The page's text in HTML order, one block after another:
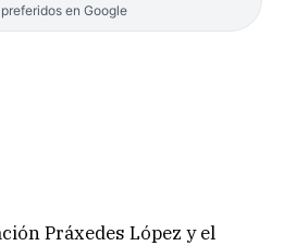
preferidos en Google
Práxedes López y el